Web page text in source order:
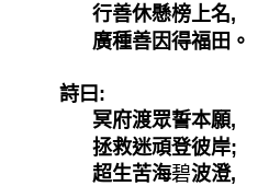
行善休懸榜上名,
廣種善因得福田。
詩曰:
冥府渡眾誓本願,
拯救迷頑登彼岸;
超生苦海碧波澄,